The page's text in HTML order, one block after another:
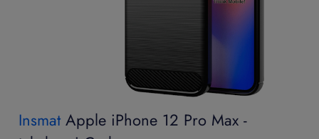
Insmat Apple iPhone 12 Pro Max -